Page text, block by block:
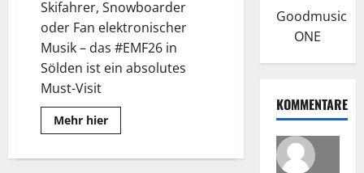
Skifahrer, Snowboarder
oder Fan elektronischer
Musik – das #EMF26 in
Sölden ist ein absolutes
Must-Visit
Mehr hierRead
more
Mountain
Goodmusic
ONE
KOMMENTARE